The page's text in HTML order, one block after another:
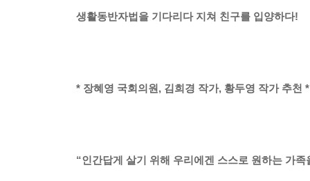
생활동반자법을 기다리다 지쳐 친구를 입양하다!
* 장혜영 국회의원, 김희경 작가, 황두영 작가 추천 *
“인간답게 살기 위해 우리에겐 스스로 원하는 가